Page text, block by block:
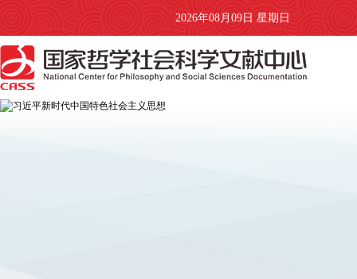
2026年08月09日 星期日